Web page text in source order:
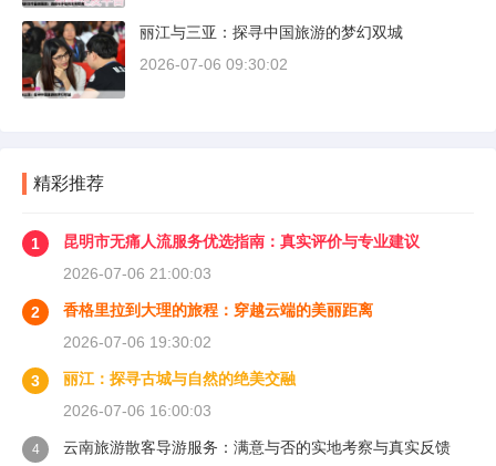
丽江与三亚：探寻中国旅游的梦幻双城
2026-07-06 09:30:02
精彩推荐
1
昆明市无痛人流服务优选指南：真实评价与专业建议
2026-07-06 21:00:03
2
香格里拉到大理的旅程：穿越云端的美丽距离
2026-07-06 19:30:02
3
丽江：探寻古城与自然的绝美交融
2026-07-06 16:00:03
4
云南旅游散客导游服务：满意与否的实地考察与真实反馈